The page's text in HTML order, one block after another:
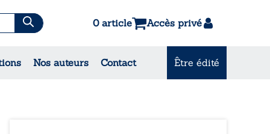
0 article Accès privé
Nos auteurs Contact Être édité
& Contes